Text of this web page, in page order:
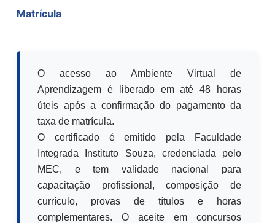
Matrícula
O acesso ao Ambiente Virtual de
Aprendizagem é liberado em até 48 horas
úteis após a confirmação do pagamento da
taxa de matrícula.
O certificado é emitido pela Faculdade
Integrada Instituto Souza, credenciada pelo
MEC, e tem validade nacional para
capacitação profissional, composição de
currículo, provas de títulos e horas
complementares. O aceite em concursos